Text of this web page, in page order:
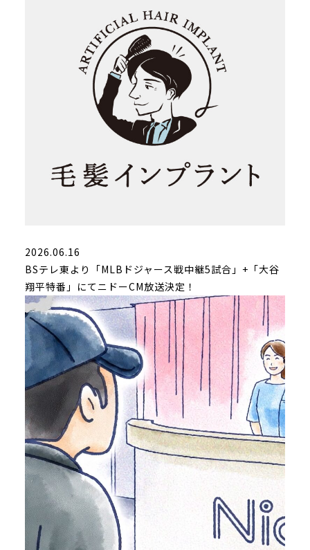
2026.06.16
BSテレ東より「MLBドジャース戦中継5試合」+「大谷
翔平特番」にてニドーCM放送決定！